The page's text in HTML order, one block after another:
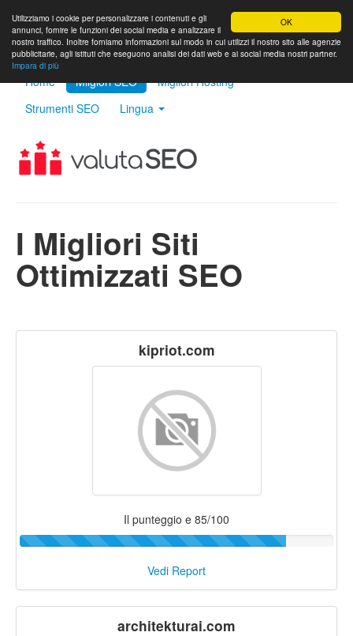
OK
Utilizziamo i cookie per personalizzare i contenuti e gli
annunci, fornire le funzioni dei social media e analizzare il
nostro traffico. Inoltre forniamo informazioni sul modo in cui utilizzi il nostro sito alle agenzie
pubblicitarie, agli istituti che eseguono analisi dei dati web e ai social media nostri partner.
Impara di più
Home Milgiori SEO
Migliori Hosting
Strumenti SEO
Lingua
I Migliori Siti
Ottimizzati SEO
kipriot.com
Il punteggio e 85/100
Vedi Report
architekturai.com